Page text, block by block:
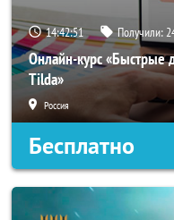
14:42:50 Получили:
Онлайн-курс «Быстрые
Tilda»
Россия
Бесплатно